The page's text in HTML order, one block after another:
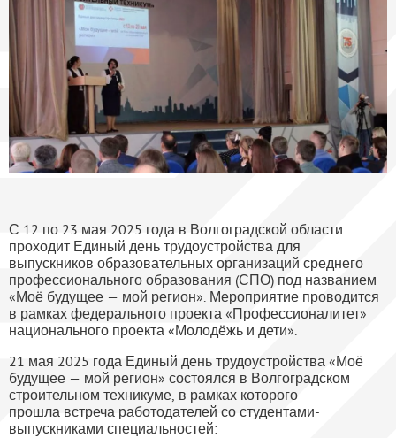
С 12 по 23 мая 2025 года в Волгоградской области
проходит Единый день трудоустройства для
выпускников образовательных организаций среднего
профессионального образования (СПО) под названием
«Моё будущее — мой регион». Мероприятие проводится
в рамках федерального проекта «Профессионалитет»
национального проекта «Молодёжь и дети».
21 мая 2025 года Единый день трудоустройства «Моё
будущее — мой регион» состоялся в Волгоградском
строительном техникуме, в рамках которого
прошла встреча работодателей со студентами-
выпускниками специальностей: